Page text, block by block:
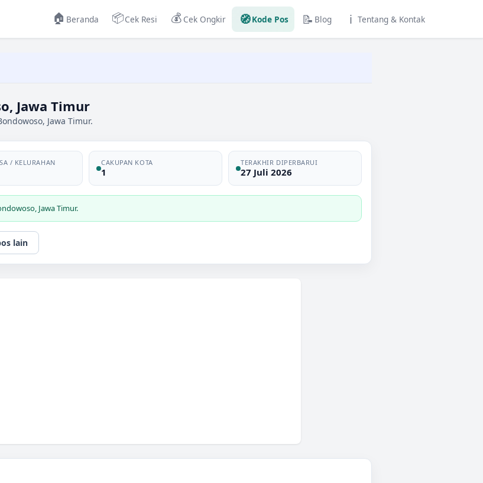
🏠 Beranda 📦Cek Resi 💰 Cek Ongkir 🧭Kode Pos 📝 Blog ℹ️ Tentang & Kontak
Jawa Timur
Jawa Timur.
/ KELURAHAN CAKUPAN KOTA
1
TERAKHIR DIPERBARUI
27 Juli 2026
Jawa Timur.
lain